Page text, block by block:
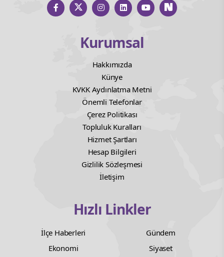
Kurumsal
Hakkımızda
Künye
KVKK Aydınlatma Metni
Önemli Telefonlar
Çerez Politikası
Topluluk Kuralları
Hizmet Şartları
Hesap Bilgileri
Gizlilik Sözleşmesi
İletişim
Hızlı Linkler
İlçe Haberleri
Gündem
Ekonomi
Siyaset